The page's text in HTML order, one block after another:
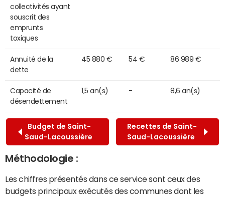
collectivités ayant
souscrit des
emprunts
toxiques
Annuité de la
dette
45 880 € 54 € 86 989 €
Capacité de
désendettement
1,5 an(s) - 8,6 an(s)
Budget de Saint-
Saud-Lacoussière
Recettes de Saint-
Saud-Lacoussière
Méthodologie :
Les chiffres présentés dans ce service sont ceux des
budgets principaux exécutés des communes dont les